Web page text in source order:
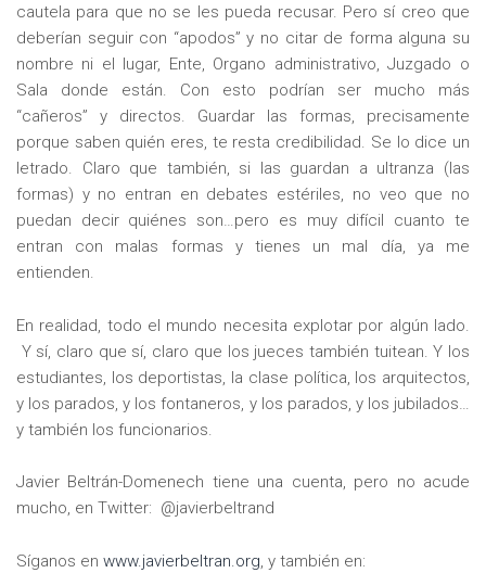
cautela para que no se les pueda recusar. Pero sí creo que
deberían seguir con “apodos” y no citar de forma alguna su
nombre ni el lugar, Ente, Organo administrativo, Juzgado o
Sala donde están. Con esto podrían ser mucho más
“cañeros” y directos. Guardar las formas, precisamente
porque saben quién eres, te resta credibilidad. Se lo dice un
letrado. Claro que también, si las guardan a ultranza (las
formas) y no entran en debates estériles, no veo que no
puedan decir quiénes son…pero es muy difícil cuanto te
entran con malas formas y tienes un mal día, ya me
entienden.
En realidad, todo el mundo necesita explotar por algún lado.
Y sí, claro que sí, claro que los jueces también tuitean. Y los
estudiantes, los deportistas, la clase política, los arquitectos,
y los parados, y los fontaneros, y los parados, y los jubilados…
y también los funcionarios.
Javier Beltrán-Domenech tiene una cuenta, pero no acude
mucho, en Twitter: @javierbeltrand
Síganos enwww.javierbeltran.org, y también en: